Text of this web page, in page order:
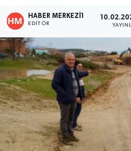
HABER MERKEZI1
EDITÖR
SPOR
MAGAZİN
ÖZEL HABER
DTO
RESMİ REKLAM
Haber Arşivi